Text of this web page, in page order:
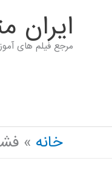
ايران
مرجع فیلم های
خانه